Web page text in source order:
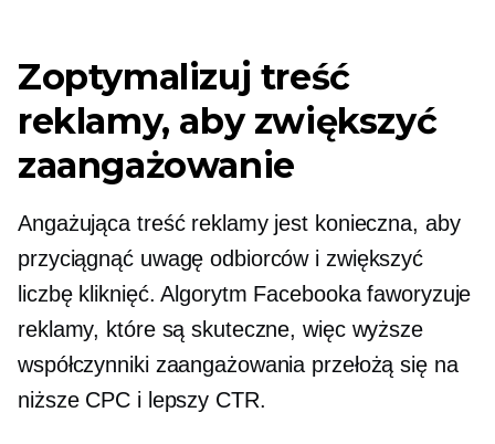
Zoptymalizuj treść
reklamy, aby zwiększyć
zaangażowanie
Angażująca treść reklamy jest konieczna, aby
przyciągnąć uwagę odbiorców i zwiększyć
liczbę kliknięć. Algorytm Facebooka faworyzuje
reklamy, które są skuteczne, więc wyższe
współczynniki zaangażowania przełożą się na
niższe CPC i lepszy CTR.